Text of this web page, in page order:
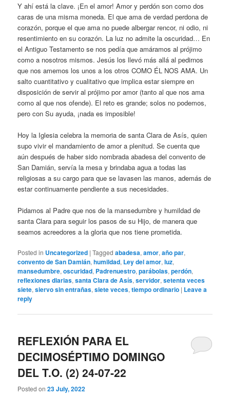
Y ahí está la clave. ¡En el amor! Amor y perdón son como dos
caras de una misma moneda. El que ama de verdad perdona de
corazón, porque el que ama no puede albergar rencor, ni odio, ni
resentimiento en su corazón. La luz no admite la oscuridad… En
el Antiguo Testamento se nos pedía que amáramos al prójimo
como a nosotros mismos. Jesús los llevó más allá al pedirnos
que nos amemos los unos a los otros COMO ÉL NOS AMA. Un
salto cuantitativo y cualitativo que implica estar siempre en
disposición de servir al prójimo por amor (tanto al que nos ama
como al que nos ofende). El reto es grande; solos no podemos,
pero con Su ayuda, ¡nada es imposible!
Hoy la Iglesia celebra la memoria de santa Clara de Asís, quien
supo vivir el mandamiento de amor a plenitud. Se cuenta que
aún después de haber sido nombrada abadesa del convento de
San Damián, servía la mesa y brindaba agua a todas las
religiosas a su cargo para que se lavasen las manos, además de
estar continuamente pendiente a sus necesidades.
Pidamos al Padre que nos de la mansedumbre y humildad de
santa Clara para seguir los pasos de su Hijo, de manera que
seamos acreedores a la gloria que nos tiene prometida.
Posted in Uncategorized |Tagged abadesa,amor,año par,
convento de San Damián,humildad, Ley del amor,luz,
mansedumbre,oscuridad, Padrenuestro,parábolas,perdón,
reflexiones diarias,santa Clara de Asís,servidor,setenta veces
siete,siervo sin entrañas,siete veces,tiempo ordinario | Leave a
reply
REFLEXIÓN PARA EL
DECIMOSÉPTIMO DOMINGO
DEL T.O. (2) 24-07-22
Posted on23 July, 2022